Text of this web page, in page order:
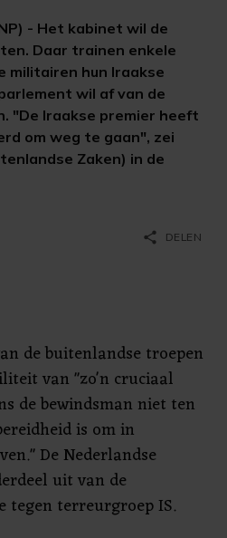
- Het kabinet wil de
Daar trainen enkele
militairen hun Iraakse
wil af van de
"De Iraakse premier heeft
om weg te gaan", zei
Zaken) in de
share DELEN
de buitenlandse troepen
van "zo'n cruciaal
de bewindsman niet ten
is om in
De Nederlandse
uit van de
terreurgroep IS.